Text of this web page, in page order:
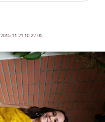
2015-11-21 10.22.05